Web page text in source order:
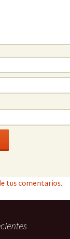
tus comentarios.